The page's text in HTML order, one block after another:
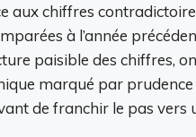
aux chiffres
à l’année
paisible des chiffres,
marqué par
de franchir le pas